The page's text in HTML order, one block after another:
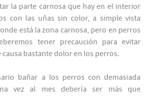
la parte carnosa que hay en el interior
con las uñas sin color, a simple vista
está la zona carnosa, pero en perros
tener precaución para evitar
causa bastante dolor en los perros.
bañar a los perros con demasiada
vez al mes debería ser más que